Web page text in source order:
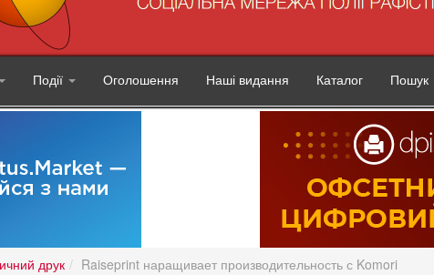
Події Оголошення Наші видання Каталог Пошук
друк Raiseprint наращивает производительность с Komori